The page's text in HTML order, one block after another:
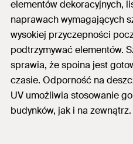
elementów dekoracyjnych,
naprawach wymagających
wysokiej przyczepności
podtrzymywać elementów.
sprawia, że spoina jest
czasie. Odporność na
UV umożliwia stosowanie
budynków, jak i na zewnątrz.